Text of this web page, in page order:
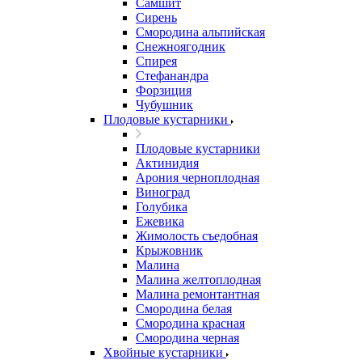
Самшит
Сирень
Смородина альпийская
Снежноягодник
Спирея
Стефанандра
Форзиция
Чубушник
Плодовые кустарники
Плодовые кустарники
Актинидия
Арония черноплодная
Виноград
Голубика
Ежевика
Жимолость съедобная
Крыжовник
Малина
Малина желтоплодная
Малина ремонтантная
Смородина белая
Смородина красная
Смородина черная
Хвойные кустарники